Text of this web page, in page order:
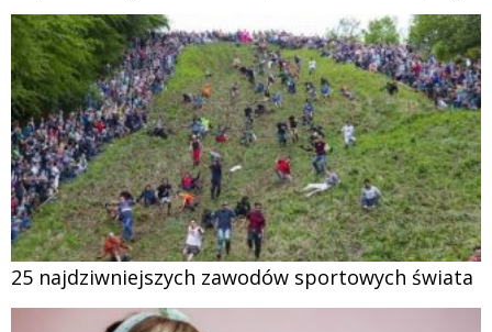
25 najdziwniejszych zawodów sportowych świata